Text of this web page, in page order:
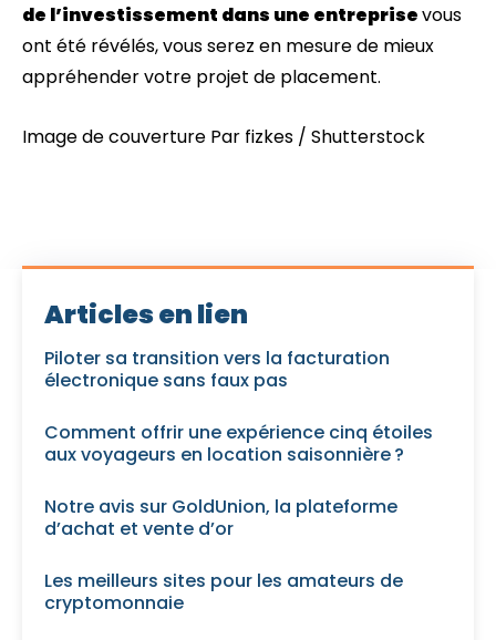
de l’investissement dans une entreprisevous
ont été révélés, vous serez en mesure de mieux
appréhender votre projet de placement.
Image de couverture Par fizkes / Shutterstock
Articles en lien
Piloter sa transition vers la facturation
électronique sans faux pas
Comment offrir une expérience cinq étoiles
aux voyageurs en location saisonnière ?
Notre avis sur GoldUnion, la plateforme
d’achat et vente d’or
Les meilleurs sites pour les amateurs de
cryptomonnaie